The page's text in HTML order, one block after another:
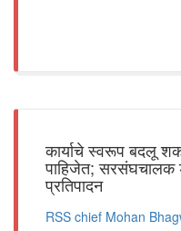
कार्याचे स्वरूप बदलू
पाहिजेत; सरसंघचालक
प्रतिपादन
RSS chief Mohan